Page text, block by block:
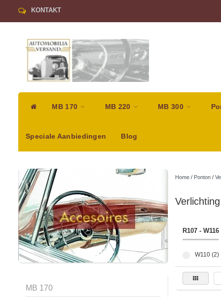
KONTAKT
MB 170 MB 220 MB 300
Speciale Aanbiedingen Blog
MB 170
Home/ Ponton/
R107 - W116
W110 (2)